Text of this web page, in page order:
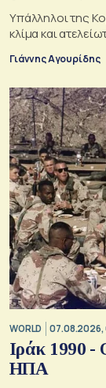
Υπάλληλοι της
κλίμα και
Γιάννης Αγουρίδης
WORLD
Ιράκ 1990 -
ΗΠΑ